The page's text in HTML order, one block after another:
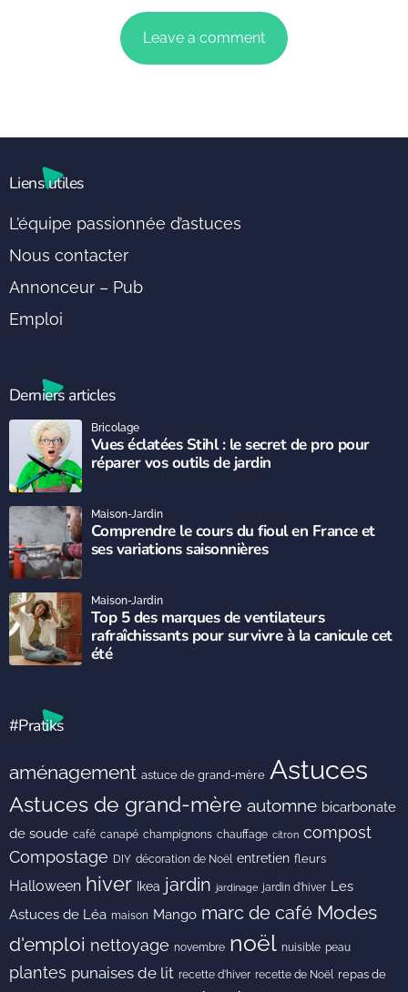
Liens utiles
L’équipe passionnée d’astuces
Nous contacter
Annonceur – Pub
Emploi
Derniers articles
Vues éclatées Stihl : le secret de pro pour
réparer vos outils de jardin
Bricolage
Comprendre le cours du fioul en France et
ses variations saisonnières
Maison-Jardin
Top 5 des marques de ventilateurs
rafraîchissants pour survivre à la canicule cet
été
Maison-Jardin
#Pratiks
aménagement astuce de grand-mère Astuces
Astuces de grand-mère automne bicarbonate
de soude café canapé champignons chauffage citron compost
Compostage DIY décoration de Noël entretien fleurs
Halloween hiver Ikea jardin jardinage jardin d'hiver Les
Astuces de Léa maison Mango marc de café Modes
d'emploi nettoyage novembre noël nuisible peau
plantes punaises de lit recette d'hiver recette de Noël repas de